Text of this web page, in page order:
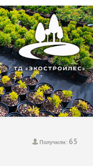
Получили: 65